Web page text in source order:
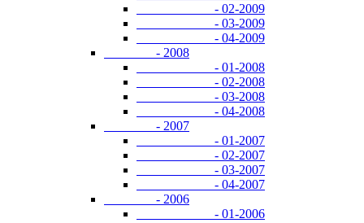
- 02-2009
- 03-2009
- 04-2009
- 2008
- 01-2008
- 02-2008
- 03-2008
- 04-2008
- 2007
- 01-2007
- 02-2007
- 03-2007
- 04-2007
- 2006
- 01-2006